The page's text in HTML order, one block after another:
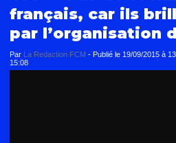
français, car ils
par l’organisation
Par La Redaction FCM - Publié le 19/09/2015 à
15:08